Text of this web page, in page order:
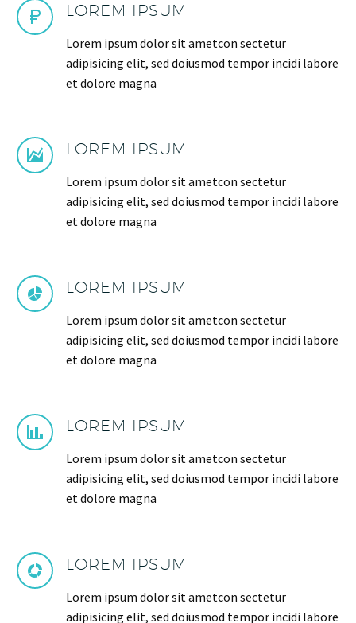
LOREM IPSUM
Lorem ipsum dolor sit ametcon sectetur
adipisicing elit, sed doiusmod tempor incidi labore
et dolore magna
LOREM IPSUM
Lorem ipsum dolor sit ametcon sectetur
adipisicing elit, sed doiusmod tempor incidi labore
et dolore magna
LOREM IPSUM
Lorem ipsum dolor sit ametcon sectetur
adipisicing elit, sed doiusmod tempor incidi labore
et dolore magna
LOREM IPSUM
Lorem ipsum dolor sit ametcon sectetur
adipisicing elit, sed doiusmod tempor incidi labore
et dolore magna
LOREM IPSUM
Lorem ipsum dolor sit ametcon sectetur
adipisicing elit, sed doiusmod tempor incidi labore